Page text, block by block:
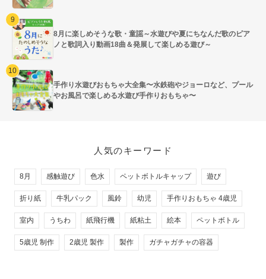
8月に楽しめそうな歌・童謡～水遊びや夏にちなんだ歌のピア
ノと歌詞入り動画18曲＆発展して楽しめる遊び～
手作り水遊びおもちゃ大全集〜水鉄砲やジョーロなど、プール
やお風呂で楽しめる水遊び手作りおもちゃ〜
人気のキーワード
8月 感触遊び 色水 ペットボトルキャップ 遊び
折り紙 牛乳パック 風鈴 幼児 手作りおもちゃ 4歳児
室内 うちわ 紙飛行機 紙粘土 絵本 ペットボトル
5歳児 制作 2歳児 製作 製作 ガチャガチャの容器